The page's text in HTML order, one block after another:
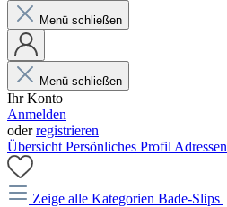
Menü schließen
Menü schließen
Ihr Konto
Anmelden
oderregistrieren
Übersicht Persönliches Profil Adressen
Zeige alle Kategorien Bade-Slips